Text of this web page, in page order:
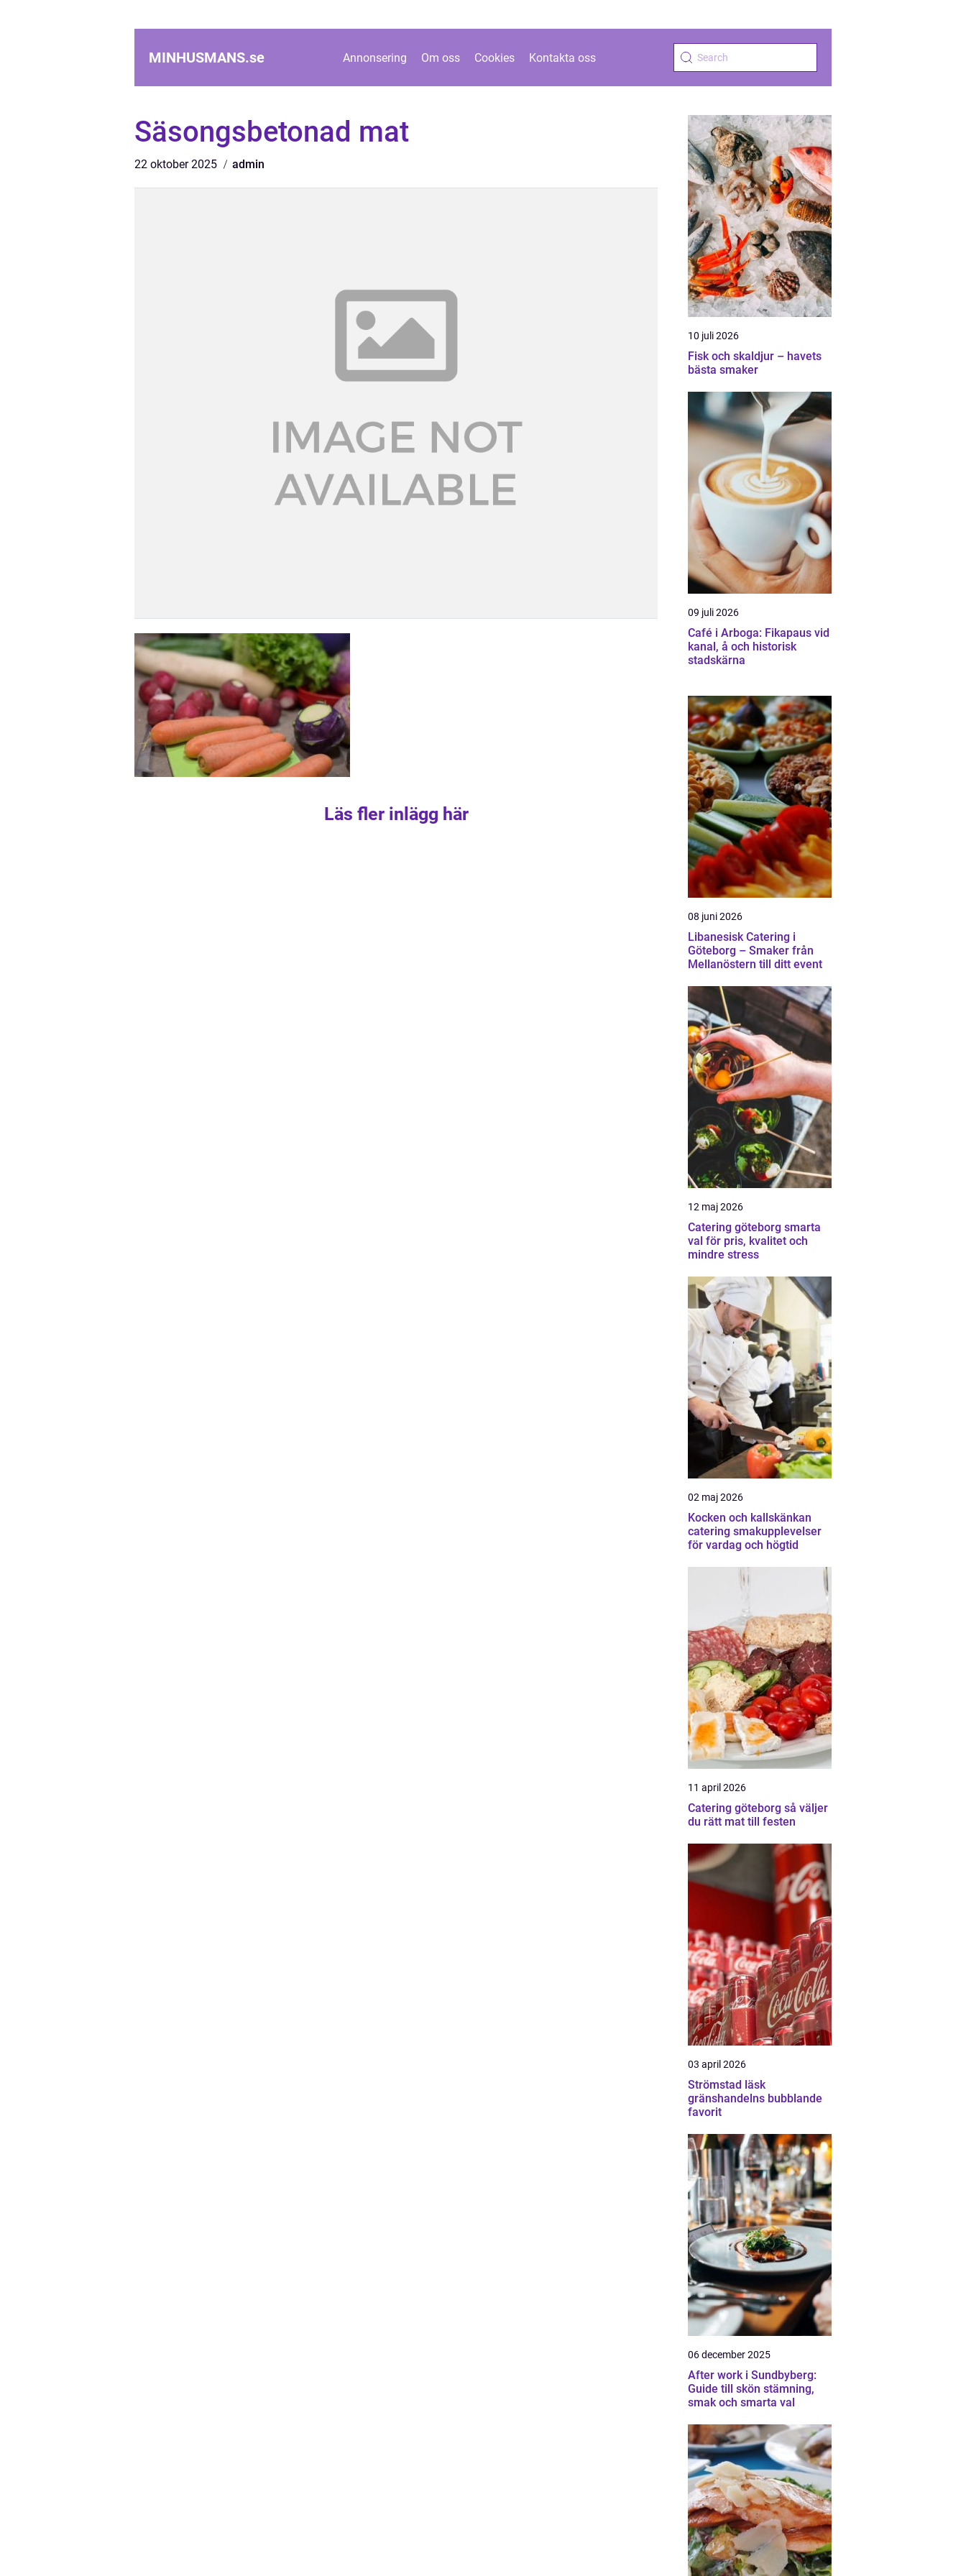
MINHUSMANS.se Annonsering Om oss Cookies Kontakta oss
Säsongsbetonad mat
22 oktober 2025 admin
Läs fler inlägg här
10 juli 2026
Fisk och skaldjur – havets
bästa smaker
09 juli 2026
Café i Arboga: Fikapaus vid
kanal, å och historisk
stadskärna
08 juni 2026
Libanesisk Catering i
Göteborg – Smaker från
Mellanöstern till ditt event
12 maj 2026
Catering göteborg smarta
val för pris, kvalitet och
mindre stress
02 maj 2026
Kocken och kallskänkan
catering smakupplevelser
för vardag och högtid
11 april 2026
Catering göteborg så väljer
du rätt mat till festen
03 april 2026
Strömstad läsk
gränshandelns bubblande
favorit
06 december 2025
After work i Sundbyberg:
Guide till skön stämning,
smak och smarta val